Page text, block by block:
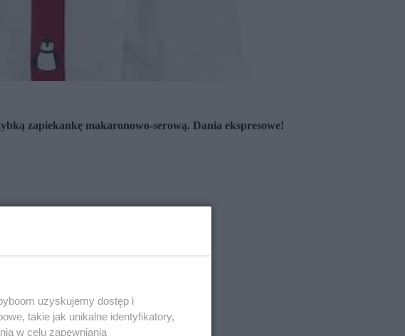
zapiekankę makaronowo-serową. Dania ekspresowe!
uzyskujemy dostęp i
takie jak unikalne identyfikatory,
w celu zapewniania